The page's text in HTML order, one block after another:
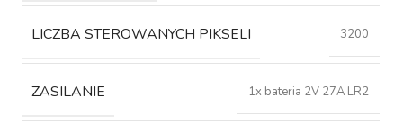
LICZBA STEROWANYCH PIKSELI 3200
ZASILANIE 1x bateria 2V 27A LR2